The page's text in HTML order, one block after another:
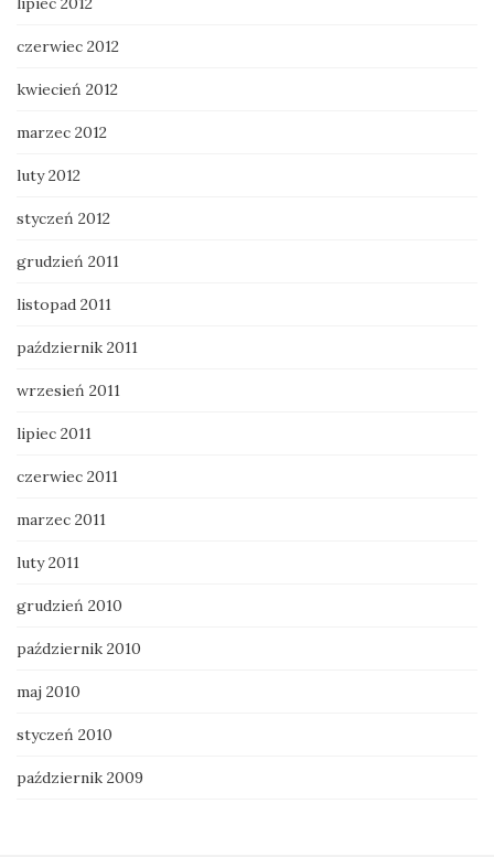
czerwiec 2012
kwiecień 2012
marzec 2012
luty 2012
styczeń 2012
grudzień 2011
listopad 2011
październik 2011
wrzesień 2011
lipiec 2011
czerwiec 2011
marzec 2011
luty 2011
grudzień 2010
październik 2010
maj 2010
styczeń 2010
październik 2009